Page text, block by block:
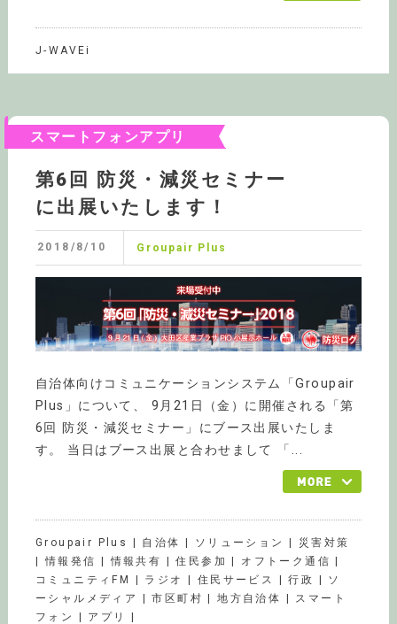
J-WAVEi
スマートフォンアプリ
第6回 防災・減災セミナー
に出展いたします！
2018/8/10 Groupair Plus
自治体向けコミュニケーションシステム「Groupair
Plus」について、 9月21日（金）に開催される「第
6回 防災・減災セミナー」にブース出展いたしま
す。 当日はブース出展と合わせまして 「...
Groupair Plus | 自治体 | ソリューション | 災害対策
| 情報発信 | 情報共有 | 住民参加 | オフトーク通信 |
コミュニティFM | ラジオ | 住民サービス | 行政 | ソ
ーシャルメディア | 市区町村 | 地方自治体 | スマート
フォン | アプリ |